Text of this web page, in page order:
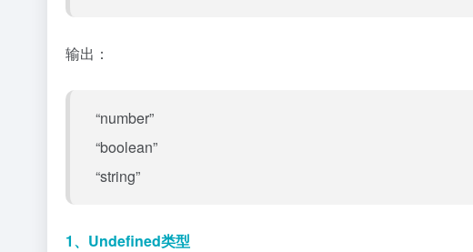
输出：
“number”
“boolean”
“string”
1、Undefined类型